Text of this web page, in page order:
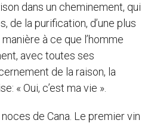
dans un cheminement, qui
de la purification, d’une plus
à ce que l’homme
avec toutes ses
de la raison, la
« Oui, c’est ma vie ».
de Cana. Le premier vin